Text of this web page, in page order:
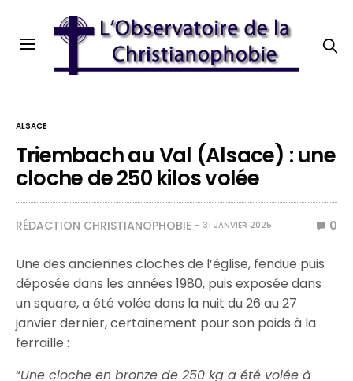
ALSACE
Triembach au Val (Alsace) : une
cloche de 250 kilos volée
RÉDACTION CHRISTIANOPHOBIE 31 JANVIER 2025 0
Une des anciennes cloches de l’église, fendue puis
déposée dans les années 1980, puis exposée dans
un square, a été volée dans la nuit du 26 au 27
janvier dernier, certainement pour son poids à la
ferraille :
“Une cloche en bronze de 250 kg a été volée à